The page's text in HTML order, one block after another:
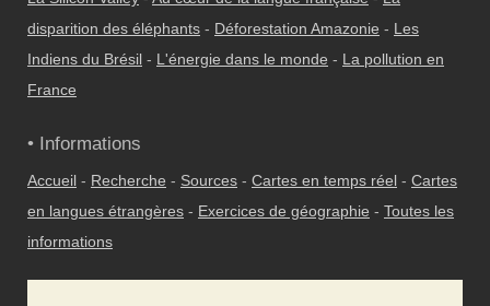
disparition des éléphants - Déforestation Amazonie - Les
Indiens du Brésil - L'énergie dans le monde - La pollution en
France
• Informations
Accueil - Recherche - Sources - Cartes en temps réel - Cartes
en langues étrangères - Exercices de géographie - Toutes les
informations